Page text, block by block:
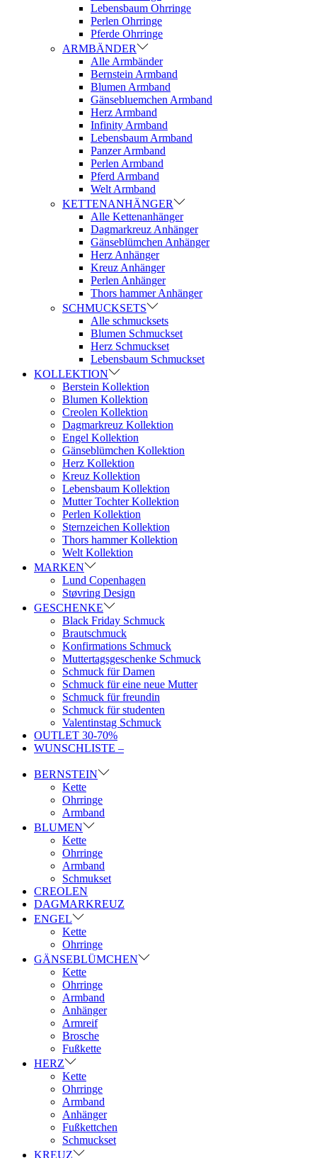
Lebensbaum Ohrringe
Perlen Ohrringe
Pferde Ohrringe
ARMBÄNDER
Alle Armbänder
Bernstein Armband
Blumen Armband
Gänsebluemchen Armband
Herz Armband
Infinity Armband
Lebensbaum Armband
Panzer Armband
Perlen Armband
Pferd Armband
Welt Armband
KETTENANHÄNGER
Alle Kettenanhänger
Dagmarkreuz Anhänger
Gänseblümchen Anhänger
Herz Anhänger
Kreuz Anhänger
Perlen Anhänger
Thors hammer Anhänger
SCHMUCKSETS
Alle schmucksets
Blumen Schmuckset
Herz Schmuckset
Lebensbaum Schmuckset
KOLLEKTION
Berstein Kollektion
Blumen Kollektion
Creolen Kollektion
Dagmarkreuz Kollektion
Engel Kollektion
Gänseblümchen Kollektion
Herz Kollektion
Kreuz Kollektion
Lebensbaum Kollektion
Mutter Tochter Kollektion
Perlen Kollektion
Sternzeichen Kollektion
Thors hammer Kollektion
Welt Kollektion
MARKEN
Lund Copenhagen
Støvring Design
GESCHENKE
Black Friday Schmuck
Brautschmuck
Konfirmations Schmuck
Muttertagsgeschenke Schmuck
Schmuck für Damen
Schmuck für eine neue Mutter
Schmuck für freundin
Schmuck für studenten
Valentinstag Schmuck
OUTLET 30-70%
WUNSCHLISTE –
BERNSTEIN
Kette
Ohrringe
Armband
BLUMEN
Kette
Ohrringe
Armband
Schmukset
CREOLEN
DAGMARKREUZ
ENGEL
Kette
Ohrringe
GÄNSEBLÜMCHEN
Kette
Ohrringe
Armband
Anhänger
Armreif
Brosche
Fußkette
HERZ
Kette
Ohrringe
Armband
Anhänger
Fußkettchen
Schmuckset
KREUZ